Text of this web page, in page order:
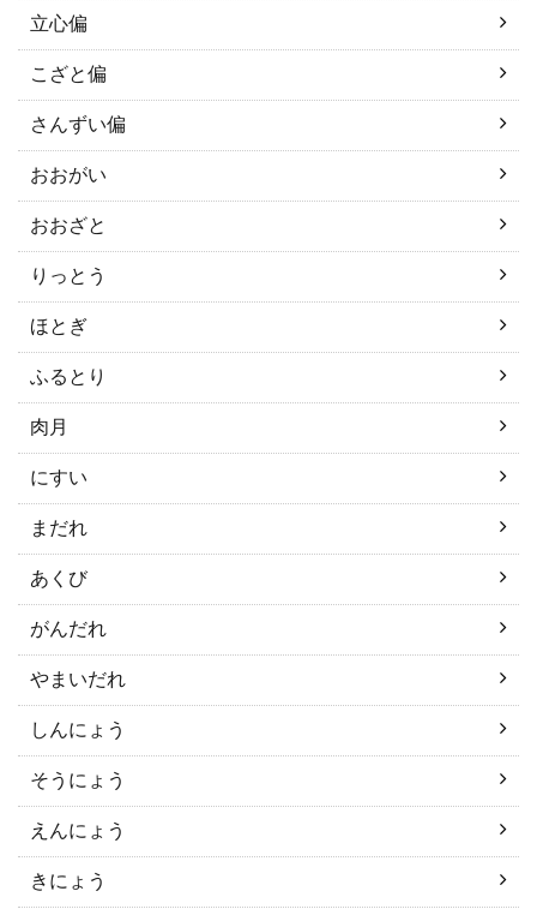
立心偏
こざと偏
さんずい偏
おおがい
おおざと
りっとう
ほとぎ
ふるとり
肉月
にすい
まだれ
あくび
がんだれ
やまいだれ
しんにょう
そうにょう
えんにょう
きにょう